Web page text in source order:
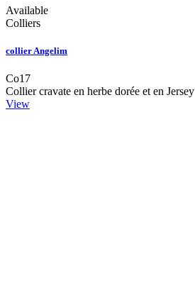
Available
Colliers
collier Angelim
Co17
Collier cravate en herbe dorée et en Jersey
View